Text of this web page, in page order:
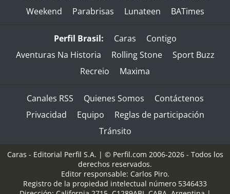
Weekend
Parabrisas Lunateen BATimes
Perfil Brasil: Caras
Contigo
Aventuras Na Historia
Rolling Stone
Sport Buzz
Recreio
Maxima
Canales RSS Quienes Somos
Contáctenos
Privacidad
Equipo
Reglas de participación
Tránsito
Caras - Editorial Perfil S.A. | © Perfil.com 2006-2026 - Todos los
derechos reservados.
Editor responsable: Carlos Piro.
Registro de la propiedad intelectual número 5346433